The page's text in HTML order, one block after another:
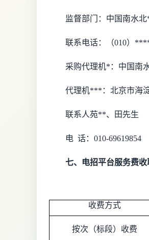
监督部门：中国南水
联系电话：（010）
采购代理机*：中国南
代理机***：北京市海
联系人苑**、 田先生
电 话： 010-69619854
七、电招平台服务费收
收费方式
按次（标段）收费